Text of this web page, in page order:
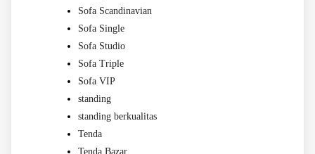
Sofa Scandinavian
Sofa Single
Sofa Studio
Sofa Triple
Sofa VIP
standing
standing berkualitas
Tenda
Tenda Bazar